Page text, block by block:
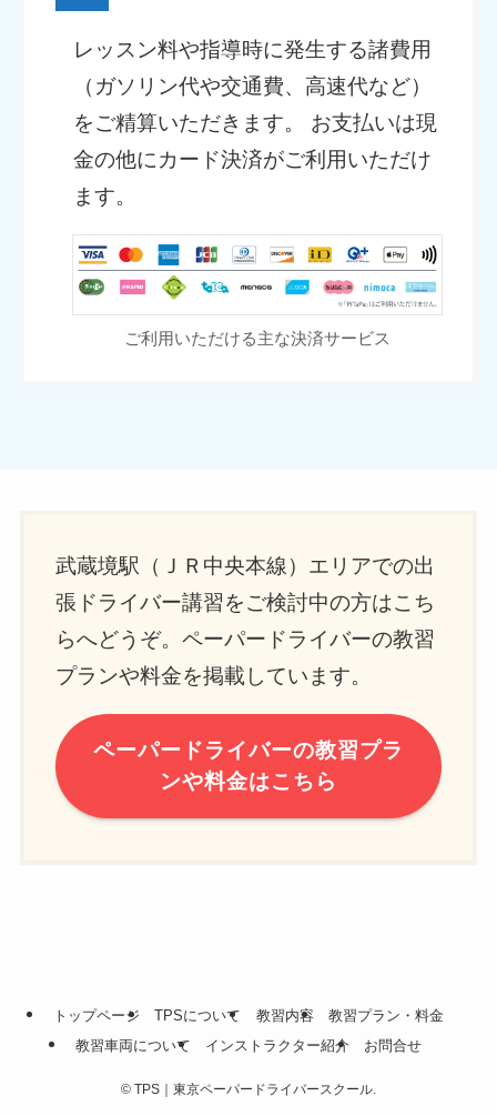
レッスン料や指導時に発生する諸費用
（ガソリン代や交通費、高速代など）
をご精算いただきます。 お支払いは現
金の他にカード決済がご利用いただけ
ます。
ご利用いただける主な決済サービス
武蔵境駅（ＪＲ中央本線）エリアでの出
張ドライバー講習をご検討中の方はこち
らへどうぞ。ペーパードライバーの教習
プランや料金を掲載しています。
ペーパードライバーの教習プラ
ンや料金はこちら
トップページ TPSについて 教習内容
教習プラン・料金
教習車両について
インストラクター紹介 お問合せ
© TPS｜東京ペーパードライバースクール.